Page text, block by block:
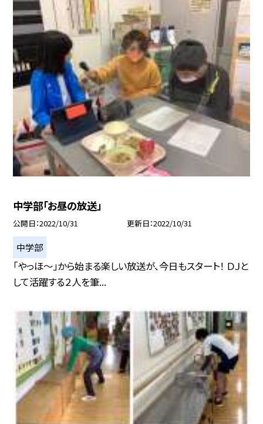
中学部「お昼の放送」
公開日 2022/10/31 更新日 2022/10/31
中学部
「やっほ〜」から始まる楽しい放送が、今日もスタート！ ＤＪと
して活躍する２人を筆...